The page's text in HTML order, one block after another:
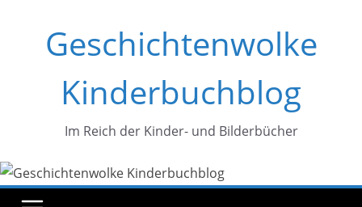
springenGeschichtenwolke
Kinderbuchblog
Im Reich der Kinder- und Bilderbücher